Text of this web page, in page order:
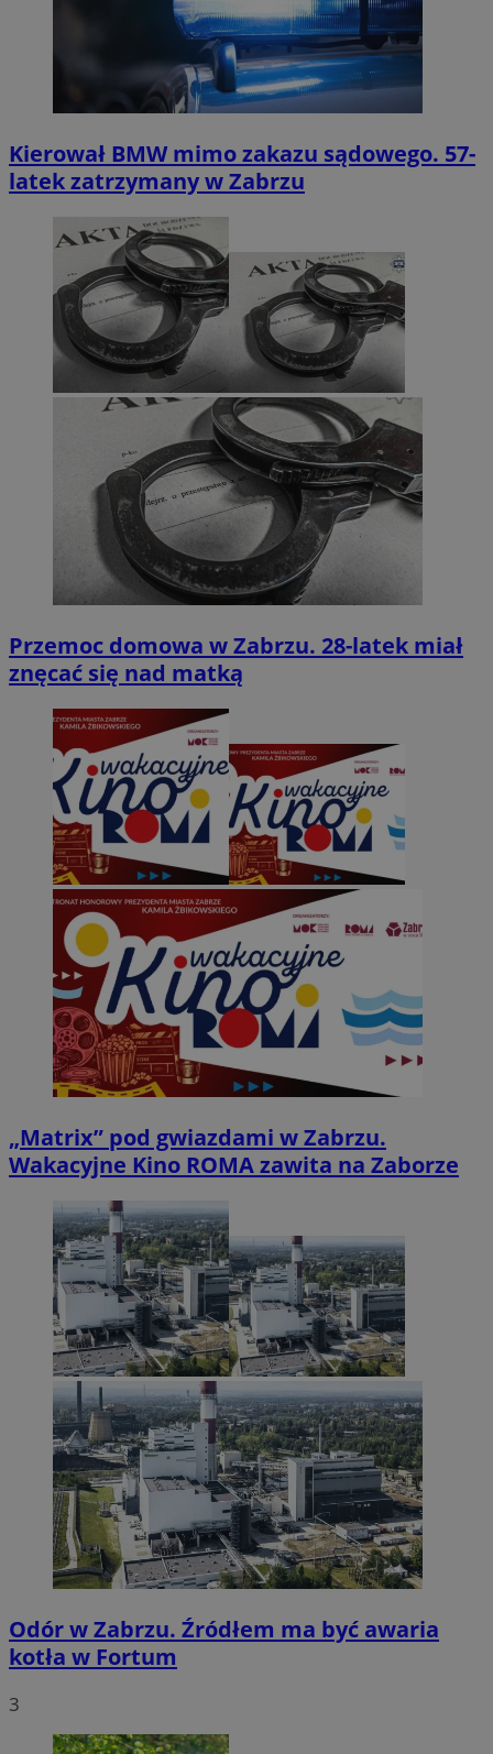
Kierował BMW mimo zakazu sądowego. 57-
latek zatrzymany w Zabrzu
Przemoc domowa w Zabrzu. 28-latek miał
znęcać się nad matką
„Matrix” pod gwiazdami w Zabrzu.
Wakacyjne Kino ROMA zawita na Zaborze
Odór w Zabrzu. Źródłem ma być awaria
kotła w Fortum
3